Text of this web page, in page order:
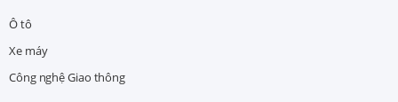
Ô tô
Xe máy
Công nghệ Giao thông